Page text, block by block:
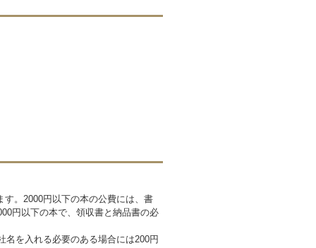
。2000円以下の本の公費には、書
円以下の本で、領収書と納品書の必
を入れる必要のある場合には200円